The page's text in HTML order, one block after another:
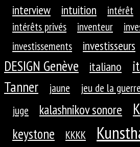
interview intuition intérêt
intérêts privés
inventeur
investissements
investisseurs
DESIGN Genève
italiano
Tanner
jaune jeu de la guerre
juge kalashnikov sonore
keystone KKKK